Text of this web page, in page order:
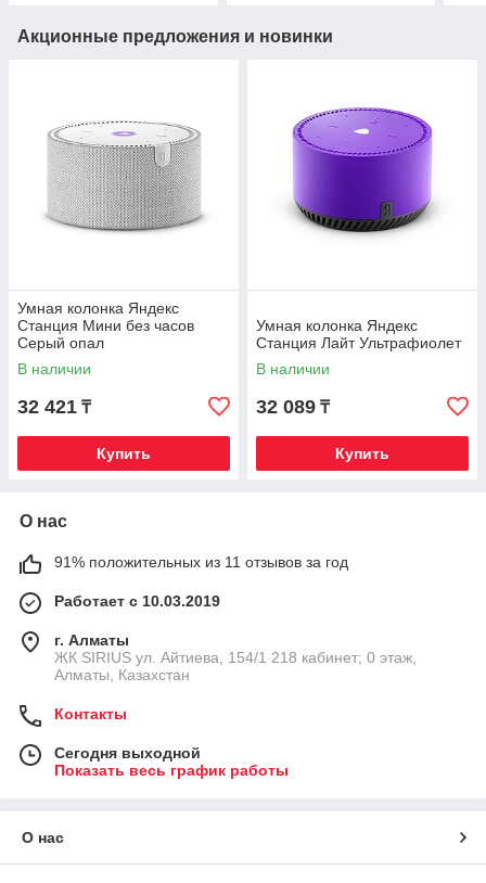
Акционные предложения и новинки
Умная колонка Яндекс
Станция Мини без часов
Серый опал
В наличии
32 421 ₸
Купить
Умная колонка Яндекс
Станция Лайт Ультрафиолет
В наличии
32 089 ₸
Купить
О нас
91% положительных из 11 отзывов за год
Работает с 10.03.2019
г. Алматы
​ЖК SIRIUS​ ул. Айтиева, 154/1​ 218 кабинет; 0 этаж,
Алматы, Казахстан
Контакты
Сегодня выходной
Показать весь график работы
О нас